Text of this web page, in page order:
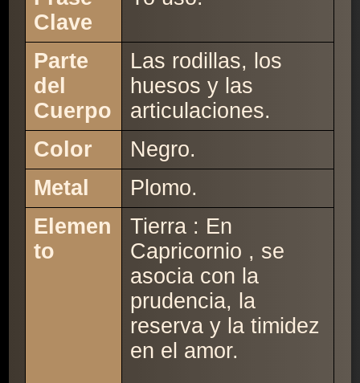
Clave
Parte
del
Cuerpo
Las rodillas, los
huesos y las
articulaciones.
Color
Negro.
Metal
Plomo.
Elemen
to
Tierra : En
Capricornio , se
asocia con la
prudencia, la
reserva y la timidez
en el amor.